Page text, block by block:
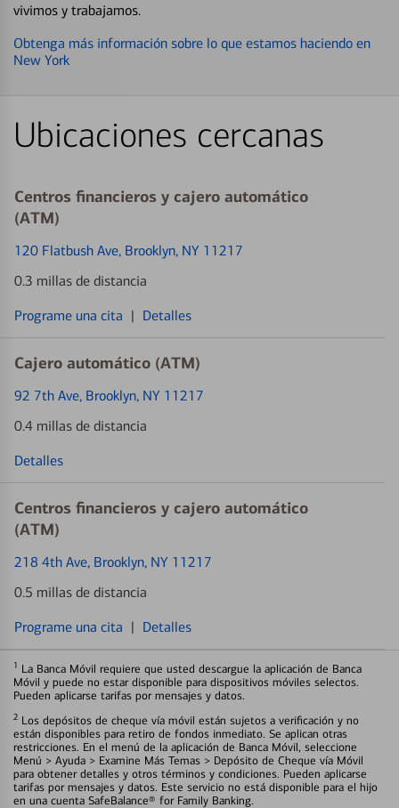
vivimos y trabajamos.
Obtenga más información sobre lo que estamos haciendo en
New York
Ubicaciones cercanas
Centros financieros y cajero automático
(ATM)
120 Flatbush Ave, Brooklyn, NY 11217
0.3 millas de distancia
Programe una cita | Detalles
Cajero automático (ATM)
92 7th Ave, Brooklyn, NY 11217
0.4 millas de distancia
Detalles
Centros financieros y cajero automático
(ATM)
218 4th Ave, Brooklyn, NY 11217
0.5 millas de distancia
Programe una cita | Detalles
1 La Banca Móvil requiere que usted descargue la aplicación de Banca
Móvil y puede no estar disponible para dispositivos móviles selectos.
Pueden aplicarse tarifas por mensajes y datos.
2 Los depósitos de cheque vía móvil están sujetos a verificación y no
están disponibles para retiro de fondos inmediato. Se aplican otras
restricciones. En el menú de la aplicación de Banca Móvil, seleccione
Menú > Ayuda > Examine Más Temas > Depósito de Cheque vía Móvil
para obtener detalles y otros términos y condiciones. Pueden aplicarse
tarifas por mensajes y datos. Este servicio no está disponible para el hijo
en una cuenta SafeBalance® for Family Banking.